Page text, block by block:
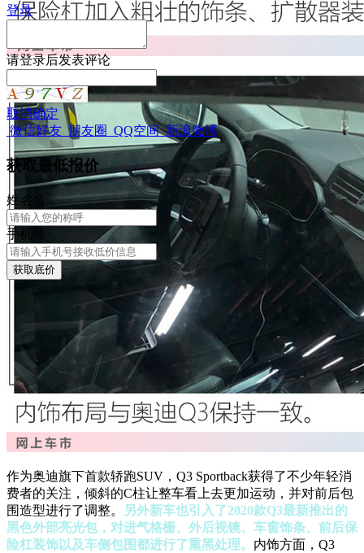
作为奥迪旗下首款轿跑SUV，Q3 Sportback获得了不少年轻消
费者的关注，倾斜的C柱让整车看上去更加运动，并对前后包
围造型进行了调整。
另外新车也引入了2020款Q3最新推出的
黑色外部亮光包，对进气格栅、外后视镜、车窗饰条、前后保
险杠装饰以及车侧包围都进行了熏黑处理。 内饰方面，Q3
登录
请登录后发表评论
取消确定
微信好友 朋友圈 QQ空间 新浪微博
获取最低报价
姓 名
手机号
获取底价